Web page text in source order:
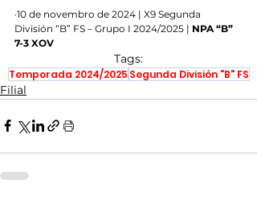
·10 de novembro de 2024 | X9 Segunda
División “B” FS – Grupo I 2024/2025 | NPA “B”
7-3 XOV
Tags:
Temporada 2024/2025 Segunda División "B" FS
Filial